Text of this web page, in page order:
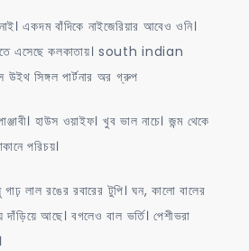
একদম বাঁদিকে নাইজেরিয়ার আবেও ওনি।
এসেছে কলকাতায়। south indian
সিঙ্গল পার্টনার অর গ্রুপ
হাউস ওয়াইফ। খুব ভাল নাচে। জন্ম থেকে
পরিচয়।
গাঢ় লাল রঙের রবারের টুপি। ঘন, কালো বালের
দাঁড়িয়ে আছে। বগলেও বাল ভর্তি। পেশীভরা